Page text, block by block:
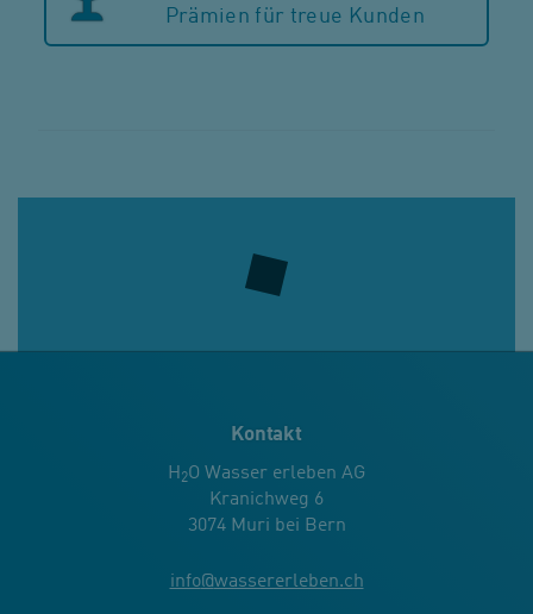
Prämien für treue Kunden
Kontakt
H 2O Wasser erleben AG
Kranichweg 6
3074 Muri bei Bern
info@wassererleben.ch